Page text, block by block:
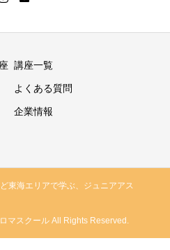
講座一覧
よくある質問
企業情報
東海エリアで学ぶ、ジュニアアス
マスクール All Rights Reserved.